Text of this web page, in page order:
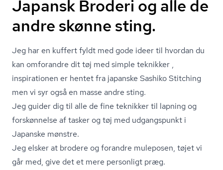
Japansk Broderi og alle de
andre skønne sting.
Jeg har en kuffert fyldt med gode ideer til hvordan du
kan omforandre dit tøj med simple teknikker ,
inspirationen er hentet fra japanske Sashiko Stitching
men vi syr også en masse andre sting.
Jeg guider dig til alle de fine teknikker til lapning og
forskønnelse af tasker og tøj med udgangspunkt i
Japanske mønstre.
Jeg elsker at brodere og forandre muleposen, tøjet vi
går med, give det et mere personligt præg.